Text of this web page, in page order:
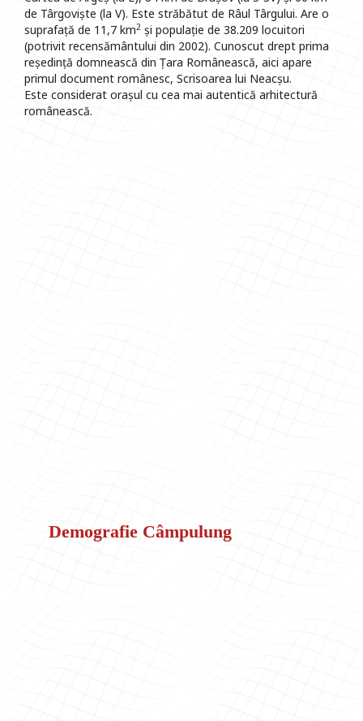
de Târgoviște (la V). Este străbătut de Râul Târgului. Are o
suprafață de 11,7 km2 și populație de 38.209 locuitori
(potrivit recensământului din 2002). Cunoscut drept prima
reședință domnească din Țara Românească, aici apare
primul document românesc, Scrisoarea lui Neacșu.
Este considerat orașul cu cea mai autentică arhitectură
românească.
Demografie Câmpulung